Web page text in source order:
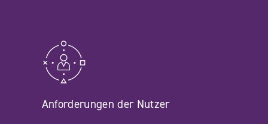
Anforderungen der Nutzer